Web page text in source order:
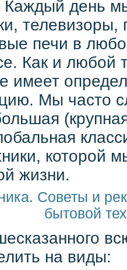
Каждый день
печи в
Как и любой
имеет
Мы часто
которой
жизни.
Советы и
бытовой
на виды: